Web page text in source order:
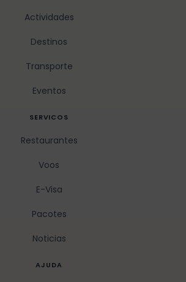
Actividades
Destinos
Transporte
Eventos
SERVICOS
Restaurantes
Voos
E-Visa
Pacotes
Noticias
AJUDA